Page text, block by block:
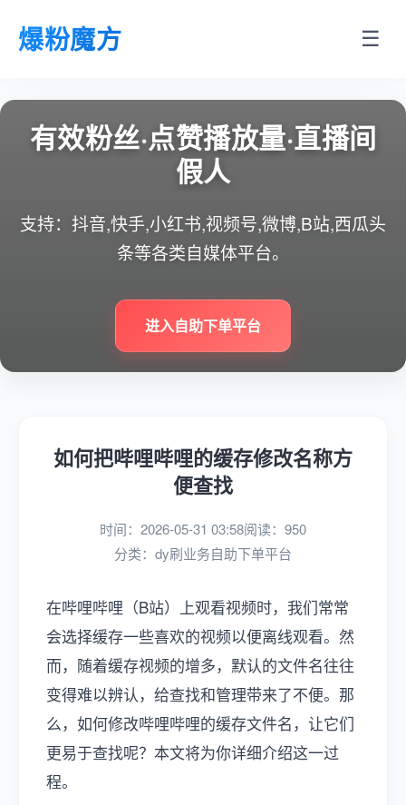
爆粉魔方 ☰
有效粉丝·点赞播放量·直播间
假人
支持：抖音,快手,小红书,视频号,微博,B站,西瓜头
条等各类自媒体平台。
进入自助下单平台
如何把哔哩哔哩的缓存修改名称方
便查找
时间：2026-05-31 03:58阅读：950
分类： dy刷业务自助下单平台
在哔哩哔哩（B站）上观看视频时，我们常常
会选择缓存一些喜欢的视频以便离线观看。然
而，随着缓存视频的增多，默认的文件名往往
变得难以辨认，给查找和管理带来了不便。那
么，如何修改哔哩哔哩的缓存文件名，让它们
更易于查找呢？本文将为你详细介绍这一过
程。